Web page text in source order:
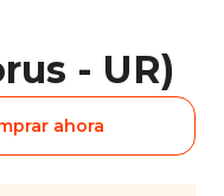
- UR)
ahora